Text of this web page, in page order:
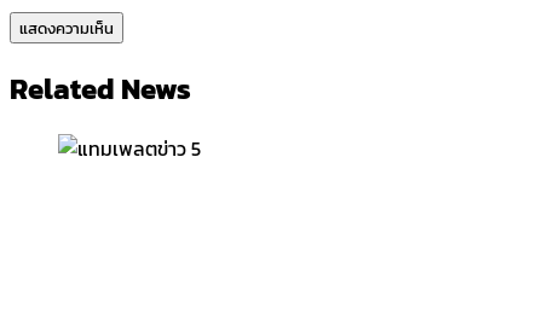
Related News